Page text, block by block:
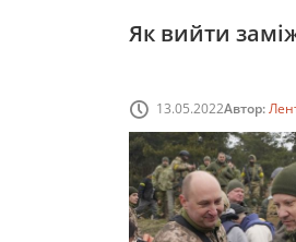
Як вийти
13.05.2022Автор: